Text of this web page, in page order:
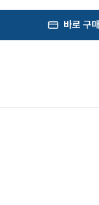
바로 구매